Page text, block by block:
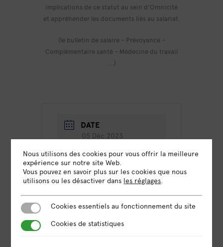
implications de ce statut au sein d’Omnicité
et appréhender les documents liés au salariat.
(le bulletin de salaire – Prévoyance –
Complémentaire santé – Médecine du travail
….)
DATE
05 Déc 2023
HEURE
14h00 - 16h30
LIEU
Visioconférence
Nous utilisons des cookies pour vous offrir la meilleure
expérience sur notre site Web.
Vous pouvez en savoir plus sur les cookies que nous
utilisons ou les désactiver dans les réglages.
Cookies essentiels au fonctionnement du site
Cookies essentiels au fonctionnement du site
Cookies de statistiques
Cookies de statistiques